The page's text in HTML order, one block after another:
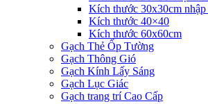
Kích thước 30x30cm nhập
Kích thước 40×40
Kích thước 60x60cm
Gạch Thẻ Ốp Tường
Gạch Thông Gió
Gạch Kính Lấy Sáng
Gạch Lục Giác
Gạch trang trí Cao Cấp